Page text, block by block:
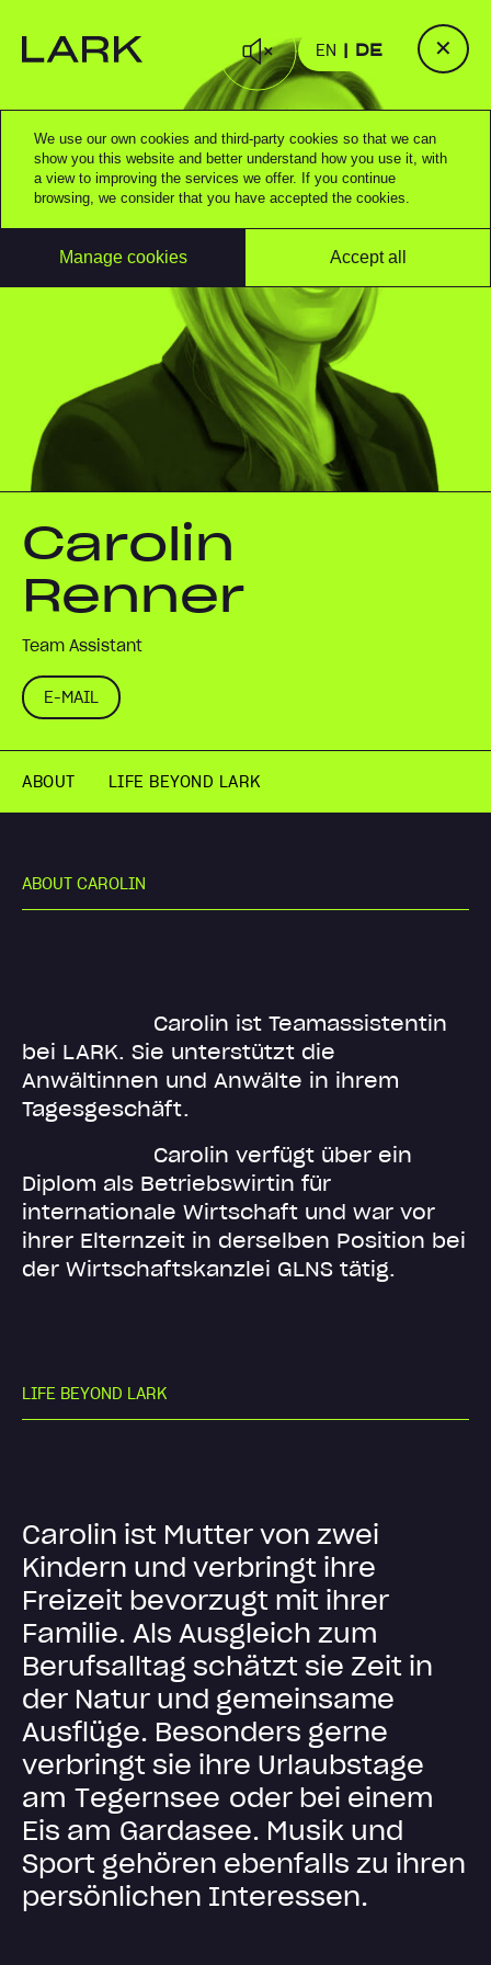
✕
EN DE
Carolin
Renner
Team Assistant
E-MAIL
ABOUT LIFE BEYOND LARK
ABOUT CAROLIN
Carolin ist Teamassistentin
bei LARK. Sie unterstützt die
Anwältinnen und Anwälte in ihrem
Tagesgeschäft.
Carolin verfügt über ein
Diplom als Betriebswirtin für
internationale Wirtschaft und war vor
ihrer Elternzeit in derselben Position bei
der Wirtschaftskanzlei GLNS tätig.
LIFE BEYOND LARK
Carolin ist Muttervon zwei
Kindern und verbringt ihre
Freizeit bevorzugt mit ihrer
Familie. Als Ausgleich zum
Berufsalltag schätzt sie Zeit in
der Natur und gemeinsame
Ausflüge. Besonders gerne
verbringt sie ihre Urlaubstage
am Tegernsee oder bei einem
Eis am Gardasee. Musik und
Sport gehören ebenfalls zu ihren
persönlichen Interessen.
We use our own cookies and third-party cookies so that we can
show you this website and better understand how you use it, with
a view to improving the services we offer. If you continue
browsing, we consider that you have accepted the cookies.
Manage cookies Accept all